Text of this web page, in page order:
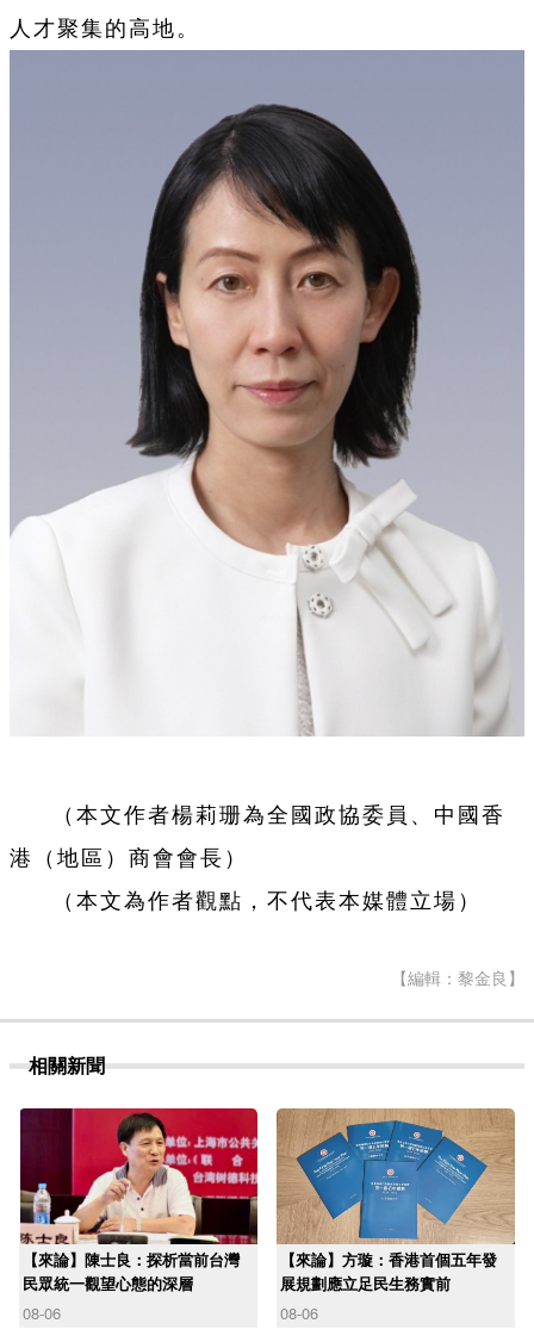
人才聚集的高地。
（本文作者楊莉珊為全國政協委員、中國香
港（地區）商會會長）
（本文為作者觀點，不代表本媒體立場）
【編輯：黎金良】
相關新聞
【來論】陳士良：探析當前台灣
民眾統一觀望心態的深層
08-06
【來論】方璇：香港首個五年發
展規劃應立足民生務實前
08-06